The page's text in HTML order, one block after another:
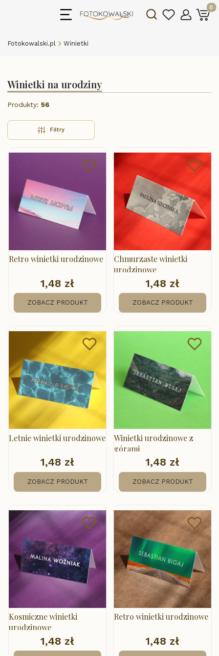
Otwórz wyszukiwarkę
Fotokowalski.pl Winietki
Winietki na urodziny
Produkty: 56
Filtry
Lista produktów
Retro winietki urodzinowe
Cena
1,48 zł
ZOBACZ PRODUKT
Chmurzaste winietki
urodzinowe
Cena
1,48 zł
ZOBACZ PRODUKT
Letnie winietki urodzinowe
Cena
1,48 zł
ZOBACZ PRODUKT
Winietki urodzinowe z
górami
Cena
1,48 zł
ZOBACZ PRODUKT
Kosmiczne winietki
urodzinowe
Cena
1,48 zł
Retro winietki urodzinowe
Cena
1,48 zł